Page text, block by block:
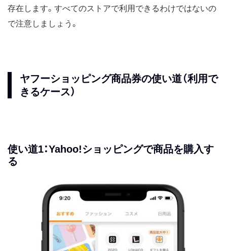
存在します。すべてのストアで利用できるわけではないの
で注意しましょう。
ヤフーショッピング商品券の使い道（利用で
きるケース）
使い道1：Yahoo!ショッピングで商品を購入す
る